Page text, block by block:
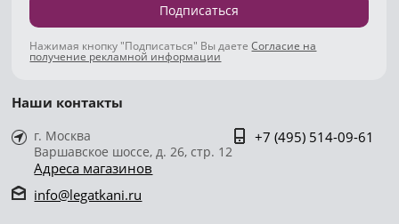
Подписаться
Нажимая кнопку "Подписаться" Вы даетеСогласие на
получение рекламной информации
Наши контакты
г. Москва
Варшавское шоссе, д. 26, стр. 12
Адреса магазинов
+7 (495) 514-09-61
info@legatkani.ru